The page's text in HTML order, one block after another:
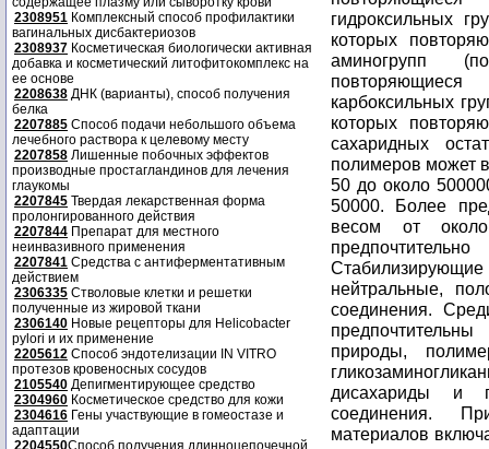
2308951 Комплексный способ профилактики
вагинальных дисбактериозов
2308937 Косметическая биологически активная
добавка и косметический литофитокомплекс на
ее основе
2208638 ДНК (варианты), способ получения
белка
2207885 Способ подачи небольшого объема
лечебного раствора к целевому месту
2207858 Лишенные побочных эффектов
производные простагландинов для лечения
глаукомы
2207845 Твердая лекарственная форма
пролонгированного действия
2207844 Препарат для местного
неинвазивного применения
2207841 Средства с антиферментативным
действием
2306335 Стволовые клетки и решетки
полученные из жировой ткани
2306140 Новые рецепторы для Helicobacter
pylori и их применение
2205612 Способ эндотелизации IN VITRO
протезов кровеносных сосудов
2105540 Депигментирующее средство
2304960 Косметическое средство для кожи
2304616 Гены участвующие в гомеостазе и
адаптации
2204550Способ получения длинноцепочечной